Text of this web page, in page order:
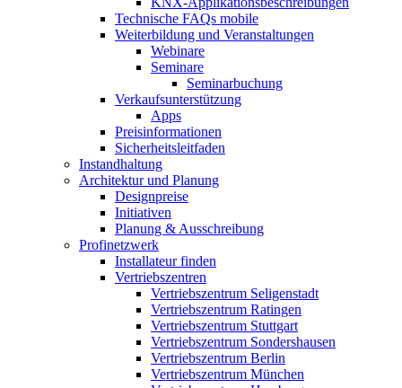
Technische FAQs mobile
Weiterbildung und Veranstaltungen
Webinare
Seminare
Seminarbuchung
Verkaufsunterstützung
Apps
Preisinformationen
Sicherheitsleitfaden
Instandhaltung
Architektur und Planung
Designpreise
Initiativen
Planung & Ausschreibung
Profinetzwerk
Installateur finden
Vertriebszentren
Vertriebszentrum Seligenstadt
Vertriebszentrum Ratingen
Vertriebszentrum Stuttgart
Vertriebszentrum Sondershausen
Vertriebszentrum Berlin
Vertriebszentrum München